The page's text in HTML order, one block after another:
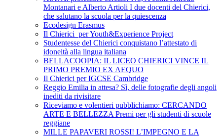
Montanari e Alberto Artioli I due docenti del Chierici,
che salutano la scuola per la quiescenza
Ecodesign Erasmus
Il Chierici per Youth&Experience Project
Studentesse del Chierici conquistano l’attestato di
idoneità alla lingua italiana
BELLACOOPIA: IL LICEO CHIERICI VINCE IL
PRIMO PREMIO EX AEQUO
Il Chierici per IGCSE Cambridge
Reggio Emilia in attesa? Sì, delle fotografie degli angoli
inediti da rivisitare
Riceviamo e volentieri pubblichiamo: CERCANDO
ARTE E BELLEZZA Premi per gli studenti di scuole
reggiane
MILLE PAPAVERI ROSSI! L’IMPEGNO E LA